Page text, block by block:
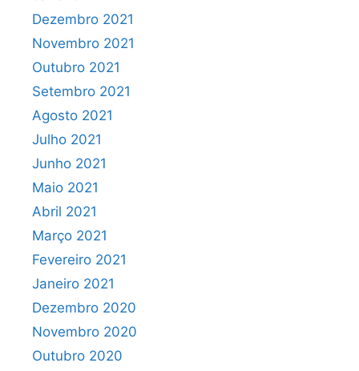
Dezembro 2021
Novembro 2021
Outubro 2021
Setembro 2021
Agosto 2021
Julho 2021
Junho 2021
Maio 2021
Abril 2021
Março 2021
Fevereiro 2021
Janeiro 2021
Dezembro 2020
Novembro 2020
Outubro 2020